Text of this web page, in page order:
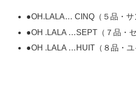
●OH.LALA… CINQ（５品・サ
●OH .LALA …SEPT（７品・
●OH .LALA …HUIT（８品・